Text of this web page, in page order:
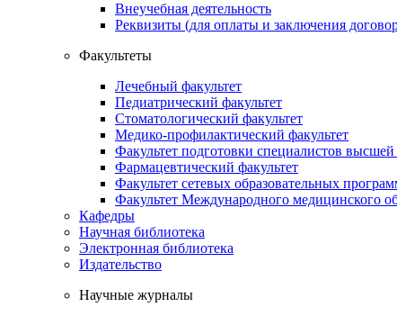
Внеучебная деятельность
Реквизиты (для оплаты и заключения
Факультеты
Лечебный факультет
Педиатрический факультет
Стоматологический факультет
Медико-профилактический факультет
Факультет подготовки специалистов
Фармацевтический факультет
Факультет сетевых образовательных
Факультет Международного медицинского
Кафедры
Научная библиотека
Электронная библиотека
Издательство
Научные журналы